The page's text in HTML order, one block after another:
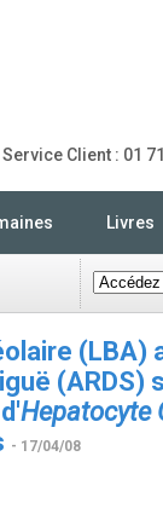
Service Client : 01
Livres
(LBA)
(ARDS)
Hepatocyte
- 17/04/08